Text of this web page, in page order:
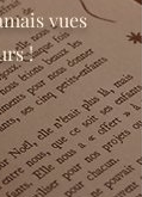
vues
!